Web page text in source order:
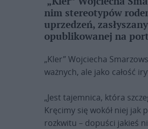
nim stereotypów
uprzedzeń,
opublikowanej na
„Kler” Wojciecha
ważnych, ale jako całość
„Jest tajemnica, która
Kręcimy się wokół niej jak
rozkwitu – dopuści jakieś